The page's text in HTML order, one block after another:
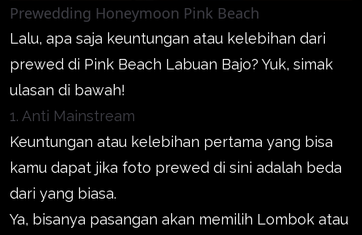
Prewedding Honeymoon Pink Beach
Lalu, apa saja keuntungan atau kelebihan dari
prewed di Pink Beach Labuan Bajo? Yuk, simak
ulasan di bawah!
1. Anti Mainstream
Keuntungan atau kelebihan pertama yang bisa
kamu dapat jika foto prewed di sini adalah beda
dari yang biasa.
Ya, bisanya pasangan akan memilih Lombok atau